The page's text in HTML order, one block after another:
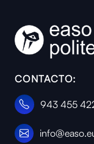
CONTACTO:
943 455